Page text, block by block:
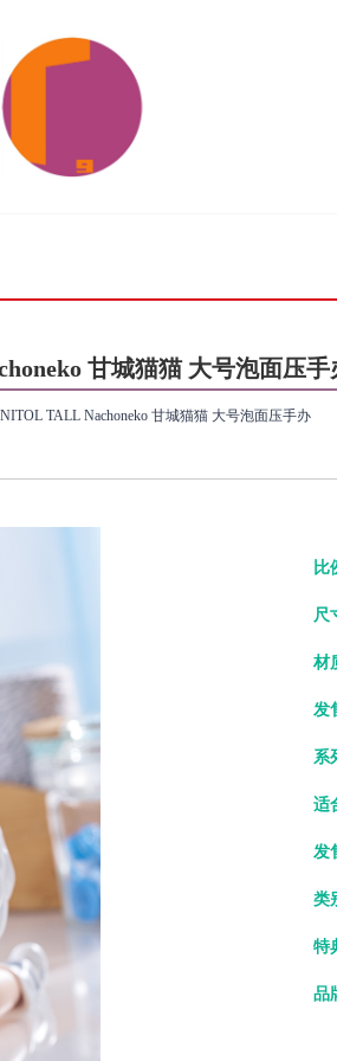
甘城猫猫 大号泡面压手
TALL Nachoneko 甘城猫猫 大号泡面压手办
比
尺
材
发
系
适
发
类
特
品